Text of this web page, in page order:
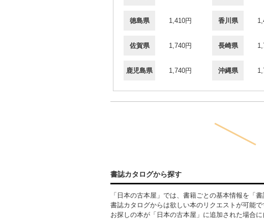
徳島県 1,410円 香川県
佐賀県 1,740円 長崎県
鹿児島県 1,740円 沖縄県
書誌カタログから探す
「日本の古本屋」では、書籍ごとの基本情報を「
書誌カタログからは欲しい本のリクエストが可能で
お探しの本が「日本の古本屋」に追加された場合